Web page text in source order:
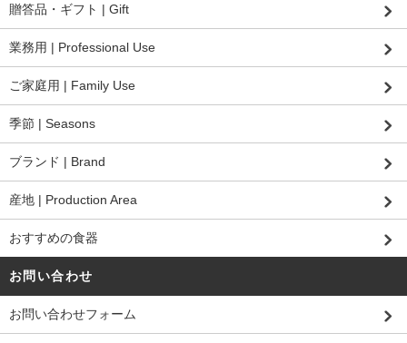
贈答品・ギフト | Gift
業務用 | Professional Use
ご家庭用 | Family Use
季節 | Seasons
ブランド | Brand
産地 | Production Area
おすすめの食器
お問い合わせ
お問い合わせフォーム